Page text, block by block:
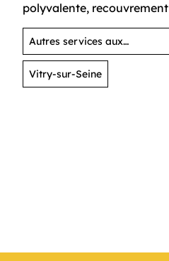
polyvalente, recouvrement
Autres services aux
organisations
Vitry-sur-Seine